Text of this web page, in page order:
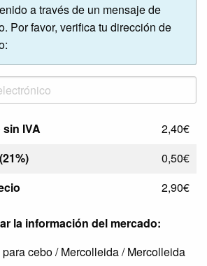
a través de un mensaje de
Por favor, verifica tu dirección de
IVA
2,40€
0,50€
2,90€
la información del mercado:
cebo / Mercolleida / Mercolleida